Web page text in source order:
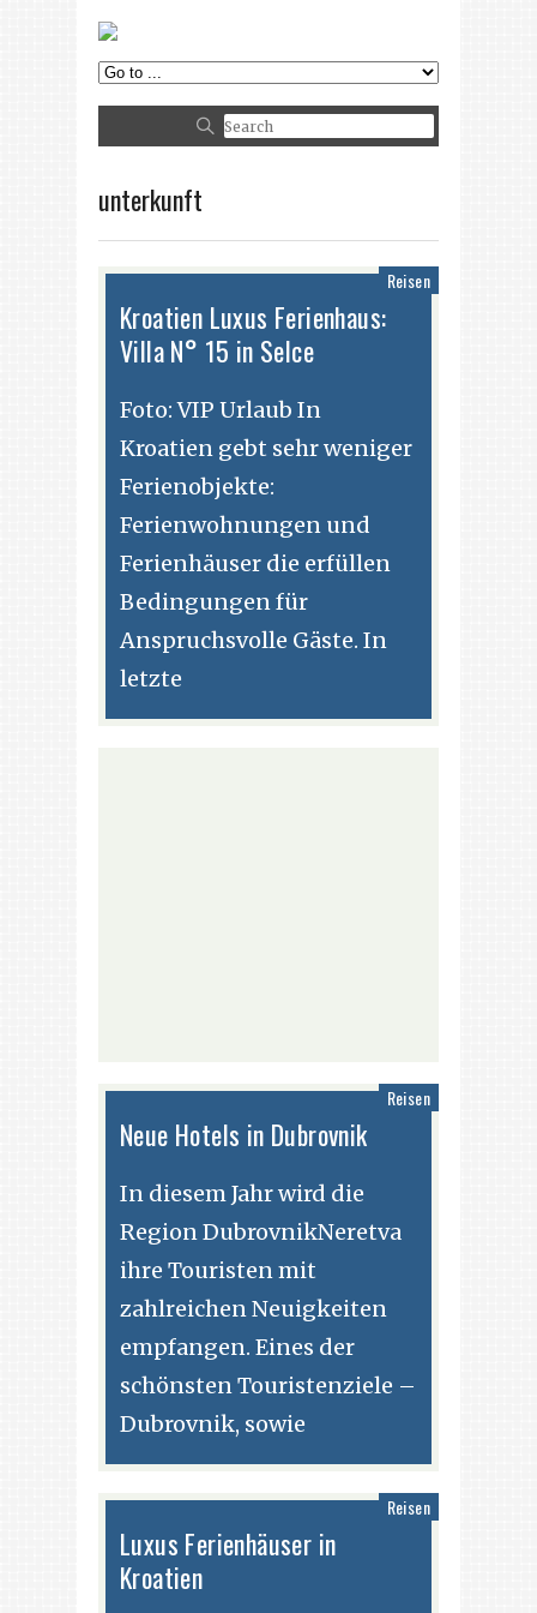
unterkunft
Reisen
Kroatien Luxus Ferienhaus:
Villa N° 15 in Selce
Foto: VIP Urlaub In
Kroatien gebt sehr weniger
Ferienobjekte:
Ferienwohnungen und
Ferienhäuser die erfüllen
Bedingungen für
Anspruchsvolle Gäste. In
letzte
Reisen
Neue Hotels in Dubrovnik
In diesem Jahr wird die
Region DubrovnikNeretva
ihre Touristen mit
zahlreichen Neuigkeiten
empfangen. Eines der
schönsten Touristenziele –
Dubrovnik, sowie
Reisen
Luxus Ferienhäuser in
Kroatien